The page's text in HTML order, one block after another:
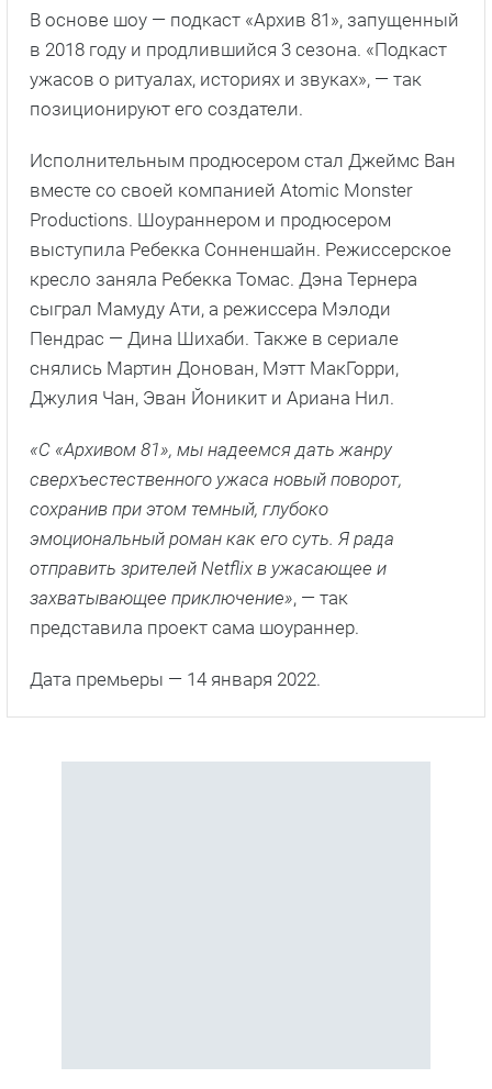
В основе шоу — подкаст «Архив 81», запущенный
в 2018 году и продлившийся 3 сезона. «Подкаст
ужасов о ритуалах, историях и звуках», — так
позиционируют его создатели.
Исполнительным продюсером стал Джеймс Ван
вместе со своей компанией Atomic Monster
Productions. Шоураннером и продюсером
выступила Ребекка Сонненшайн. Режиссерское
кресло заняла Ребекка Томас. Дэна Тернера
сыграл Мамуду Ати, а режиссера Мэлоди
Пендрас — Дина Шихаби. Также в сериале
снялись Мартин Донован, Мэтт МакГорри,
Джулия Чан, Эван Йоникит и Ариана Нил.
«С «Архивом 81», мы надеемся дать жанру
сверхъестественного ужаса новый поворот,
сохранив при этом темный, глубоко
эмоциональный роман как его суть. Я рада
отправить зрителей Netflix в ужасающее и
захватывающее приключение», — так
представила проект сама шоураннер.
Дата премьеры — 14 января 2022.